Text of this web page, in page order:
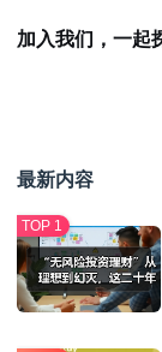
加入我们，一起
最新内容